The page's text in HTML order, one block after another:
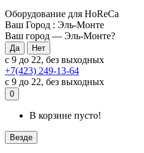
Оборудование для HoReCa
Ваш Город : Эль-Монте
Ваш город — Эль-Монте?
с 9 до 22, без выходных
+7(423) 249-13-64
с 9 до 22, без выходных
0
В корзине пусто!
Везде